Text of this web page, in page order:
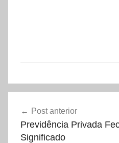
de
Post
Post anterior
Previdência Privada
Significado